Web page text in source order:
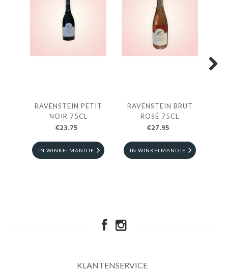
RAVENSTEIN PETIT
NOIR 75CL
€23.75
IN WINKELMANDJE
RAVENSTEIN BRUT
ROSÉ 75CL
€27.95
IN WINKELMANDJE
KLANTENSERVICE